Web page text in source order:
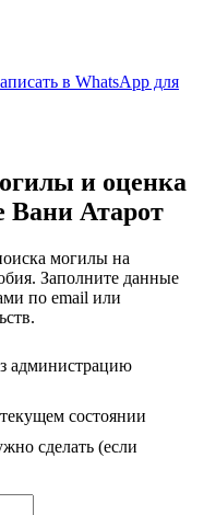
в WhatsApp для
и оценка
Вани Атарот
могилы на
Заполните данные
по email или
администрацию
состоянии
сделать (если